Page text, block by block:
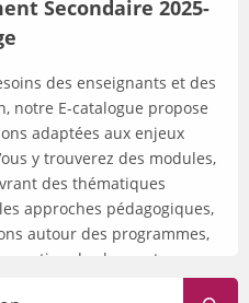
Secondaire 2025-
des enseignants et des
notre E-catalogue propose
adaptées aux enjeux
y trouverez des modules,
des thématiques
approches pédagogiques,
autour des programmes,
gestion de classe et
cherchiez à enrichir vos